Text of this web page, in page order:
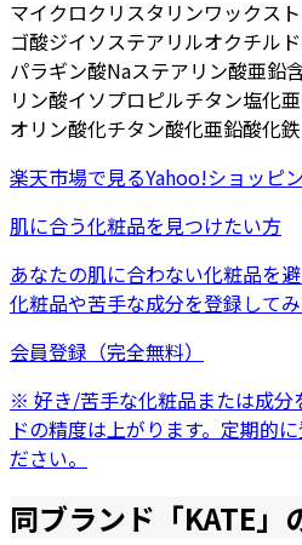
マイクロクリスタリンワックス
ゴ酸ジイソステアリルオクチル
パラギン酸Naステアリン酸亜鉛
リン酸イソプロピルチタン塩化
オリン酸化チタン酸化亜鉛酸化鉄
楽天市場で見るYahoo!ショッピ
肌に合う化粧品を見つけたい方
あなたの肌に合わない化粧品を
化粧品や苦手な成分を登録して
会員登録（完全無料）
※ 好き/苦手な化粧品または成分
ドの精度は上がります。定期的
ださい。
同ブランド「KATE」